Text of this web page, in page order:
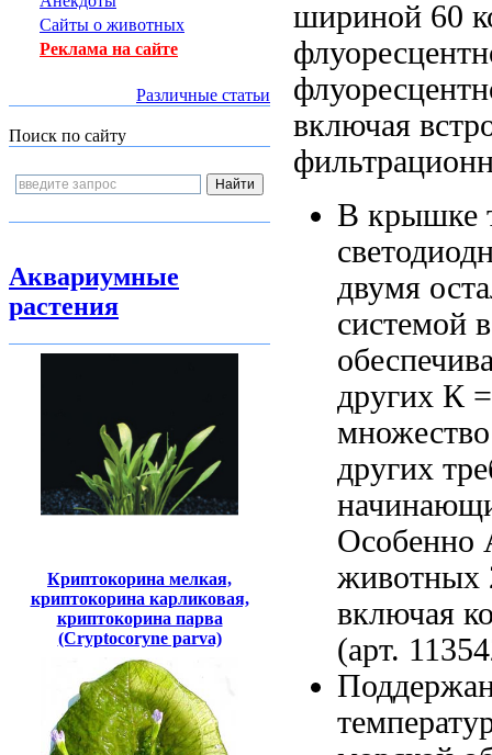
Сайты о животных
Реклама на сайте
Различные статьи
Поиск по сайту
Аквариумные
растения
Криптокорина мелкая,
криптокорина карликовая,
криптокорина парва
(Cryptocoryne parva)
шириной 60
включая
В крышке
двумя
системой
других К
других
Особенно
животных
включая
(арт.